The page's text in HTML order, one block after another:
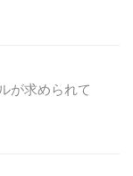
が求められて